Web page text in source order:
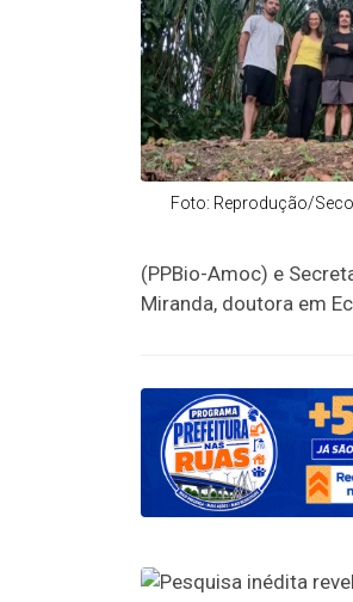
Foto: Reprodução/
(PPBio-Amoc) e
Miranda, doutora em